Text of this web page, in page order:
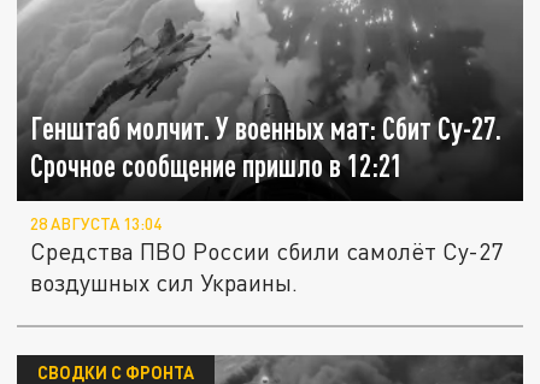
Генштаб молчит. У военных мат: Сбит Су-27.
Срочное сообщение пришло в 12:21
28 АВГУСТА 13:04
Средства ПВО России сбили самолёт Су-27
воздушных сил Украины.
СВОДКИ С ФРОНТА